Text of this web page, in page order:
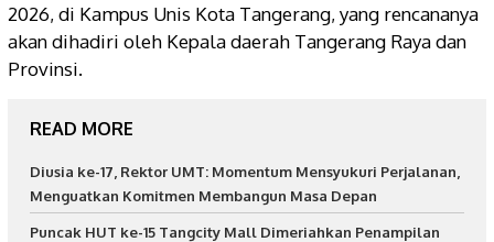
2026, di Kampus Unis Kota Tangerang, yang rencananya
akan dihadiri oleh Kepala daerah Tangerang Raya dan
Provinsi.
READ MORE
Diusia ke-17, Rektor UMT: Momentum Mensyukuri Perjalanan,
Menguatkan Komitmen Membangun Masa Depan
Puncak HUT ke-15 Tangcity Mall Dimeriahkan Penampilan